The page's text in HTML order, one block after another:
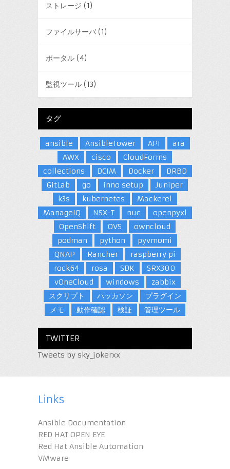
ストレージ (1)
ファイルサーバ(1)
ポータル(4)
監視ツール(13)
タグ
ansible AnsibleTower API
ara
AWX
cisco
CloudForms
collections
DCIM Docker
DRBD
GitLab
go inno setup
Juniper
k3s
kubernetes
Mackerel
ManageIQ
NSX-T nuc
openpyxl
OpenShift
OVS
owncloud
podman
python
pyvmomi
QNAP
Rancher
raspberry pi
rock64
rosa SDK
SRX300
vOneCloud
windows
zabbix
スクリプト
ハッカソン
プラグイン
メモ
動作確認 検証 管理ツール
TWITTER
Tweets by sky_jokerxx
Links
Ansible Documentation
RED HAT OPEN EYE
Red Hat Ansible Automation
VMware